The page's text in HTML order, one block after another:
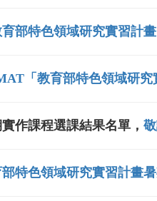
育部特色領域研究實習計
「教育部特色領域研
作課程選課結果名單，
部特色領域研究實習計畫